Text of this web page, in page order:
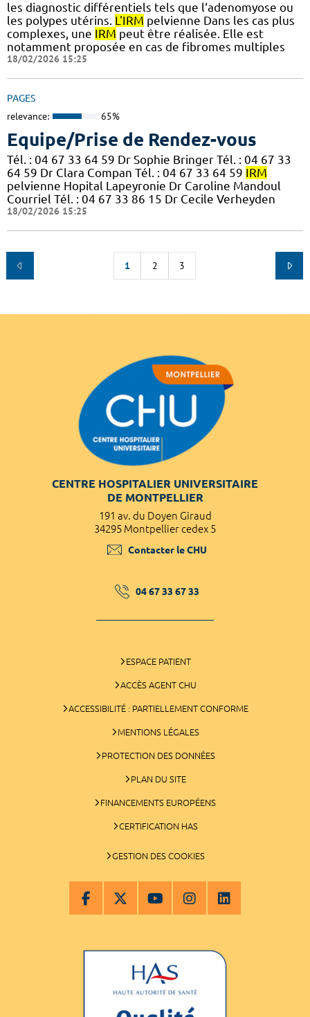
les diagnostic différentiels tels que l‘adenomyose ou
les polypes utérins. L'IRM pelvienne Dans les cas plus
complexes, une IRM peut être réalisée. Elle est
notamment proposée en cas de fibromes multiples
18/02/2026 15:25
PAGES
relevance: 65%
Equipe/Prise de Rendez-vous
Tél. : 04 67 33 64 59 Dr Sophie Bringer Tél. : 04 67 33
64 59 Dr Clara Compan Tél. : 04 67 33 64 59 IRM
pelvienne Hopital Lapeyronie Dr Caroline Mandoul
Courriel Tél. : 04 67 33 86 15 Dr Cecile Verheyden
18/02/2026 15:25
1 2 3
CENTRE HOSPITALIER UNIVERSITAIRE
DE MONTPELLIER
191 av. du Doyen Giraud
34295 Montpellier cedex 5
Contacter le CHU
04 67 33 67 33
ESPACE PATIENT
ACCÈS AGENT CHU
ACCESSIBILITÉ : PARTIELLEMENT CONFORME
MENTIONS LÉGALES
PROTECTION DES DONNÉES
PLAN DU SITE
FINANCEMENTS EUROPÉENS
CERTIFICATION HAS
GESTION DES COOKIES